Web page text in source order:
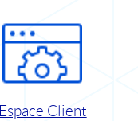
Espace Client